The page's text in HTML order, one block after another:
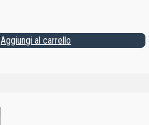
Aggiungi al carrello